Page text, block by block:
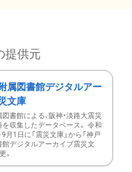
提供元
属図書館デジタルアー
文庫
書館による、阪神・淡路大震災
収集したデータベース。 令和
9月1日に「震災文庫」から「神戸
館デジタルアーカイブ震災文
。